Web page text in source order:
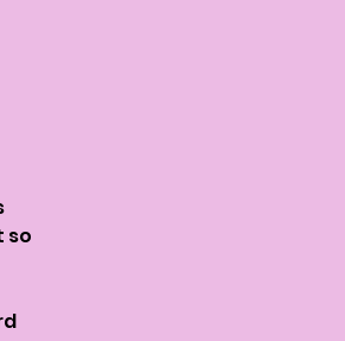
so